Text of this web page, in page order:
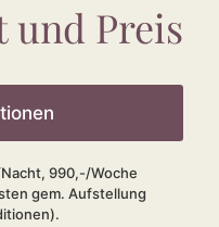
und Preis
990,-/Woche
gem. Aufstellung